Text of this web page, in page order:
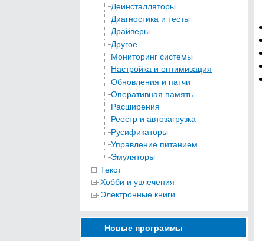
Деинсталляторы
Диагностика и тесты
Драйверы
Другое
Мониторинг системы
Настройка и оптимизация
Обновления и патчи
Оперативная память
Расширения
Реестр и автозагрузка
Русификаторы
Управление питанием
Эмуляторы
Текст
Хобби и увлечения
Электронные книги
Новые программы